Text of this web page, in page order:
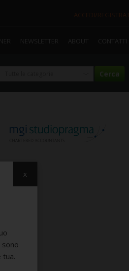
ACCEDI/REGISTRATI
NEWSLETTER ABOUT CONTATTI
sono
tua.
x